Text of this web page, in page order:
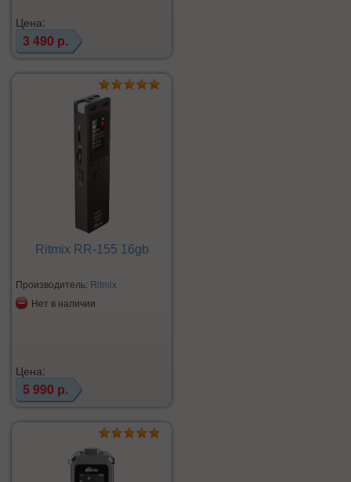
Цена:
3 490 р.
Ritmix RR-155 16gb
Производитель: Ritmix
Нет в наличии
Цена:
5 990 р.